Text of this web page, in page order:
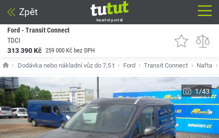
Zpět
Inzertní portál
Ford - Transit Connect
TDCI
313 390 Kč 259 000 Kč bez DPH
Dodávka nebo nákladní vůz do 7,5 t Ford Transit Connect Nafta
1/43